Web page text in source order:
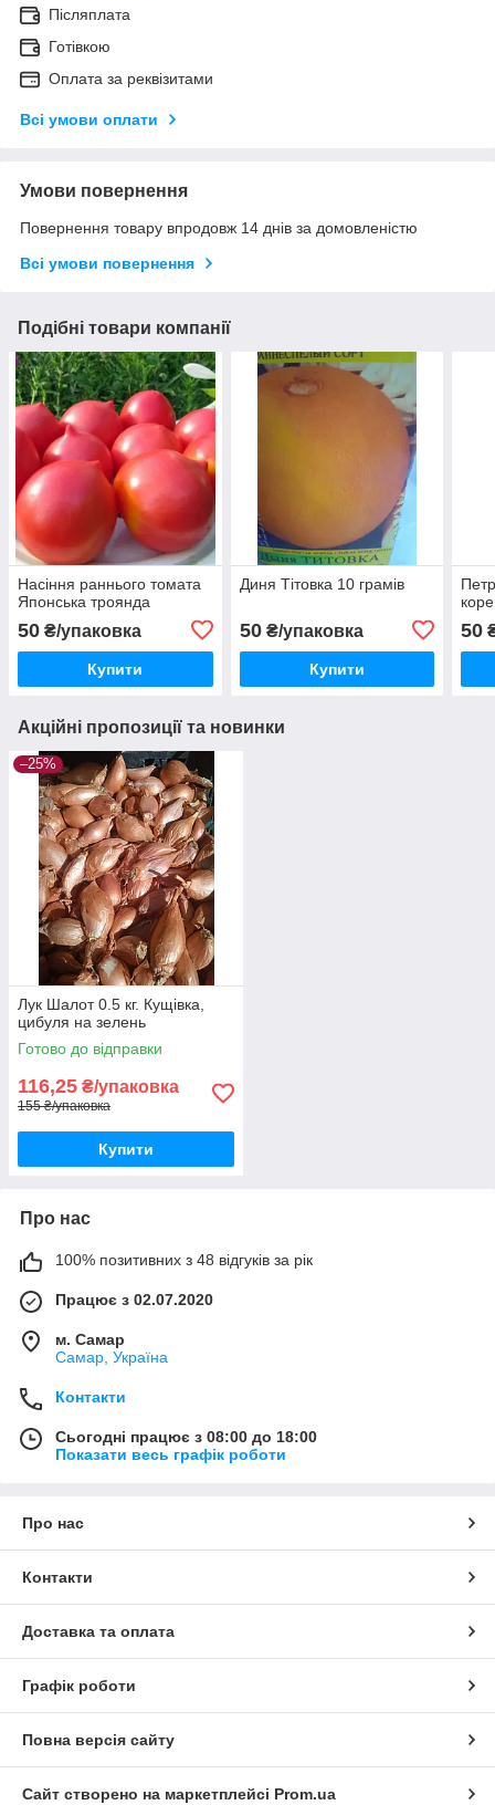
Післяплата
Готівкою
Оплата за реквізитами
Всі умови оплати
Умови повернення
Повернення товару впродовж 14 днів за домовленістю
Всі умови повернення
Подібні товари компанії
Насіння раннього томата
Японська троянда
50 ₴/упаковка
Купити
Диня Тітовка 10 грамів
50₴/упаковка
Купити
50
Акційні пропозиції та новинки
–25%
Лук Шалот 0.5 кг. Кущівка,
цибуля на зелень
Готово до відправки
116,25 ₴/упаковка
155 ₴/упаковка
Купити
Про нас
100% позитивних з 48 відгуків за рік
Працює з 02.07.2020
м. Самар
Самар, Україна
Контакти
Сьогодні працює з 08:00 до 18:00
Показати весь графік роботи
Про нас
Контакти
Доставка та оплата
Графік роботи
Повна версія сайту
Сайт створено на маркетплейсі Prom.ua